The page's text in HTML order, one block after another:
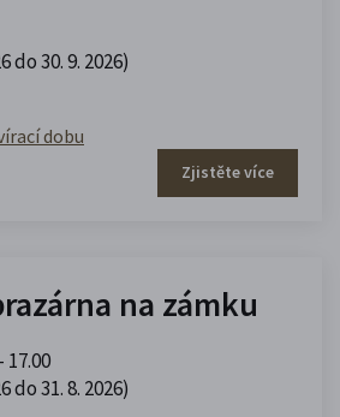
do 30. 9. 2026)
dobu
Zjistěte více
na zámku
17.00
do 31. 8. 2026)